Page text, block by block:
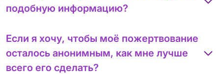
подобную информацию?
Если я хочу, чтобы моё пожертвование
осталось анонимным, как мне лучше
всего его сделать?